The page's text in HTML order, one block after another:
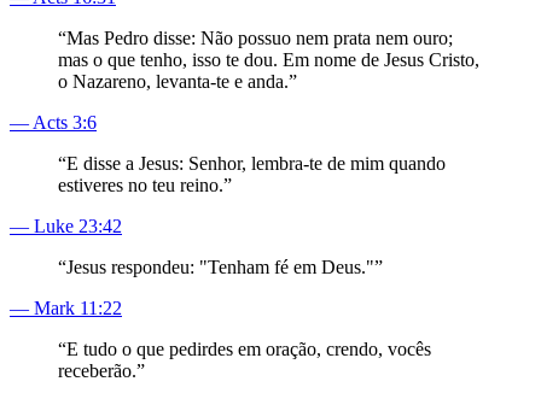
“Mas Pedro disse: Não possuo nem prata nem ouro;
mas o que tenho, isso te dou. Em nome de Jesus Cristo,
o Nazareno, levanta-te e anda.”
— Acts 3:6
“E disse a Jesus: Senhor, lembra-te de mim quando
estiveres no teu reino.”
— Luke 23:42
“Jesus respondeu: "Tenham fé em Deus."”
— Mark 11:22
“E tudo o que pedirdes em oração, crendo, vocês
receberão.”